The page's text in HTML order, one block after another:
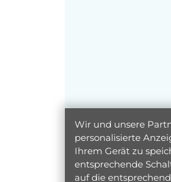
Wir und unsere
personalisierte
Ihrem Gerät zu
entsprechende
auf die